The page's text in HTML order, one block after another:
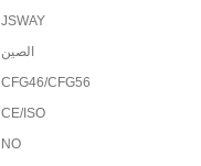
JSWAY
الصين
CFG46/CFG56
CE/ISO
NO